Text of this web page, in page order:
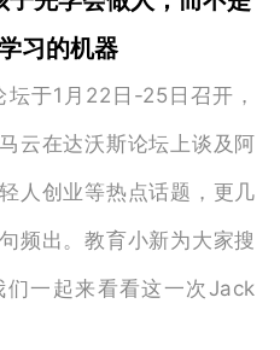
习的机器
于1月22日-25日召开，
云在达沃斯论坛上谈及阿
人创业等热点话题，更几
频出。教育小新为大家搜
们一起来看看这一次 Jack